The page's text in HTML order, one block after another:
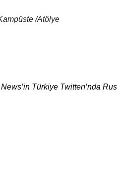
/Atölye
Türkiye Twitterı’nda